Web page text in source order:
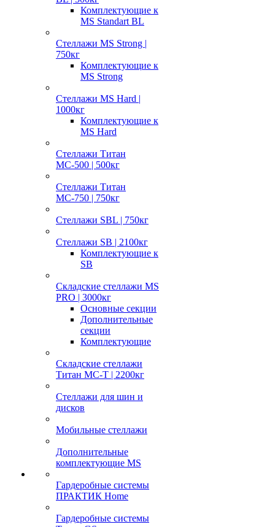
Комплектующие к
MS Standart BL
Стеллажи MS Strong |
750кг
Комплектующие к
MS Strong
Стеллажи MS Hard |
1000кг
Комплектующие к
MS Hard
Стеллажи Титан
МС-500 | 500кг
Стеллажи Титан
МС-750 | 750кг
Стеллажи SBL | 750кг
Стеллажи SB | 2100кг
Комплектующие к
SB
Складские стеллажи MS
PRO | 3000кг
Основные секции
Дополнительные
секции
Комплектующие
Складские стеллажи
Титан МС-Т | 2200кг
Стеллажи для шин и
дисков
Мобильные стеллажи
Дополнительные
комплектующие MS
Гардеробные системы
ПРАКТИК Home
Гардеробные системы